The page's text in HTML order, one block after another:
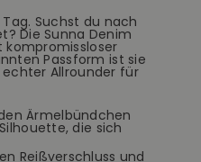
Suchst du nach
Die Sunna Denim
kompromissloser
Passform ist sie
Allrounder für
Ärmelbündchen
die sich
Reißverschluss und